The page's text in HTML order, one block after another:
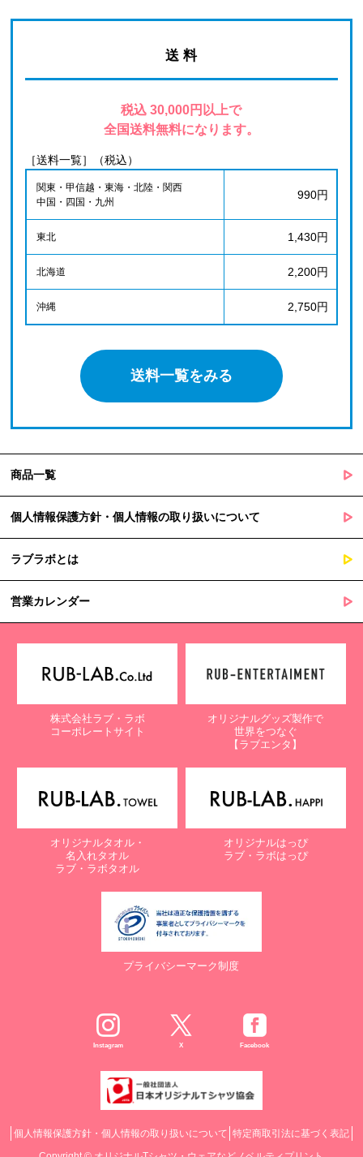
送 料
税込 30,000円以上で
全国送料無料になります。
［送料一覧］（税込）
関東・甲信越・東海・北陸・関西
中国・四国・九州
990円
東北 1,430円
北海道 2,200円
沖縄 2,750円
送料一覧をみる
商品一覧
個人情報保護方針・個人情報の取り扱いについて
ラブラボとは
営業カレンダー
株式会社ラブ・ラボ
コーポレートサイト
オリジナルグッズ製作で
世界をつなぐ
【ラブエンタ】
オリジナルタオル・
名入れタオル
ラブ・ラボタオル
オリジナルはっぴ
ラブ・ラボはっぴ
プライバシーマーク制度
Instagram X Facebook
個人情報保護方針・個人情報の取り扱いについて 特定商取引法に基づく表記